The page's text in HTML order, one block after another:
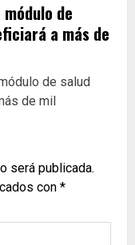
módulo de
a más de
de salud
de mil
será publicada.
con *